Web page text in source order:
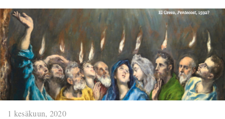
1 kesäkuun, 2020